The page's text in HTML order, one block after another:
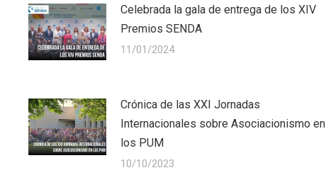
Celebrada la gala de entrega de los XIV
Premios SENDA
11/01/2024
Crónica de las XXI Jornadas
Internacionales sobre Asociacionismo en
los PUM
10/10/2023